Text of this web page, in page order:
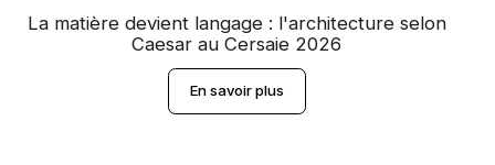
La matière devient langage : l'architecture selon
Caesar au Cersaie 2026
En savoir plus